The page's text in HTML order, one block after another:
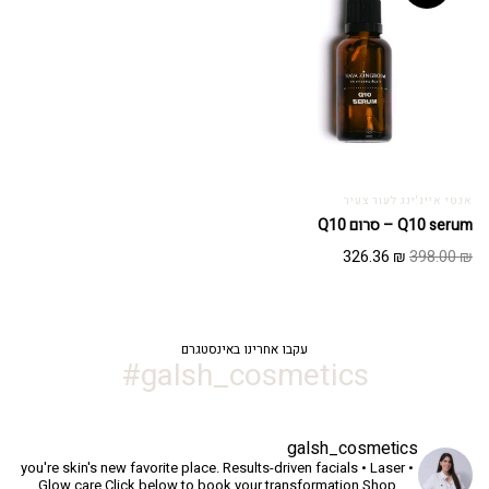
אנטי אייג'ינג לעור צעיר
Q10 serum – סרום Q10
398.00₪
המחיר326.36 ₪
המחיר
עקבו אחרינו באינסטגרם
galsh_cosmetics#
galsh_cosmetics
you're skin's new favorite place.Results-driven facials • Laser •